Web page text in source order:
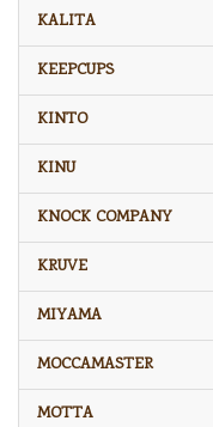
KALITA
KEEPCUPS
KINTO
KINU
KNOCK COMPANY
KRUVE
MIYAMA
MOCCAMASTER
MOTTA